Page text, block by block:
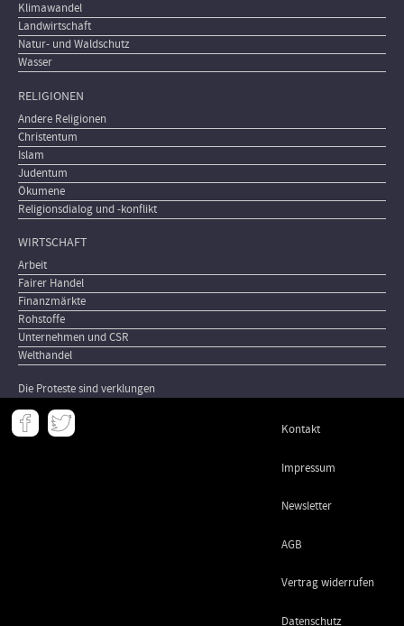
Klimawandel
Landwirtschaft
Natur- und Waldschutz
Wasser
RELIGIONEN
Andere Religionen
Christentum
Islam
Judentum
Ökumene
Religionsdialog und -konflikt
WIRTSCHAFT
Arbeit
Fairer Handel
Finanzmärkte
Rohstoffe
Unternehmen und CSR
Welthandel
Die Proteste sind verklungen
Meta
- Kontakt
Impressum
Newsletter
AGB
Vertrag widerrufen
Datenschutz